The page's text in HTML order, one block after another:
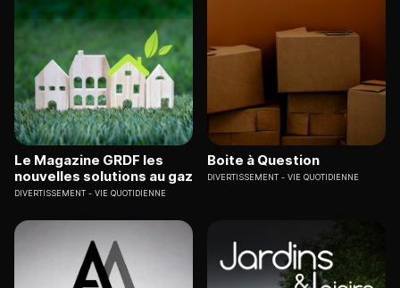
Le Magazine GRDF les
nouvelles solutions au gaz
DIVERTISSEMENT VIE QUOTIDIENNE
Boite à Question
DIVERTISSEMENT VIE QUOTIDIENNE